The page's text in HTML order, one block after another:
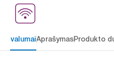
AprašymasProdukto